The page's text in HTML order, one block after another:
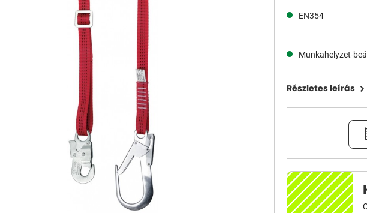
EN354
Munkahelyzet-
Részletes leírás